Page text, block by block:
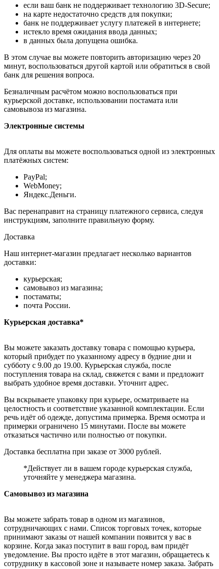
если ваш банк не поддерживает технологию 3D-Secure;
на карте недостаточно средств для покупки;
банк не поддерживает услугу платежей в интернете;
истекло время ожидания ввода данных;
в данных была допущена ошибка.
В этом случае вы можете повторить авторизацию через 20
минут, воспользоваться другой картой или обратиться в свой
банк для решения вопроса.
Безналичным расчётом можно воспользоваться при
курьерской доставке, использовании постамата или
самовывоза из магазина.
Электронные системы
Для оплаты вы можете воспользоваться одной из электронных
платёжных систем:
PayPal;
WebMoney;
Яндекс.Деньги.
Вас перенаправит на страницу платежного сервиса, следуя
инструкциям, заполните правильную форму.
Доставка
Наш интернет-магазин предлагает несколько вариантов
доставки:
курьерская;
самовывоз из магазина;
постаматы;
почта России.
Курьерская доставка*
Вы можете заказать доставку товара с помощью курьера,
который прибудет по указанному адресу в будние дни и
субботу с 9.00 до 19.00. Курьерская служба, после
поступления товара на склад, свяжется с вами и предложит
выбрать удобное время доставки. Уточнит адрес.
Вы вскрываете упаковку при курьере, осматриваете на
целостность и соответствие указанной комплектации. Если
речь идёт об одежде, допустима примерка. Время осмотра и
примерки ограничено 15 минутами. После вы можете
отказаться частично или полностью от покупки.
Доставка бесплатна при заказе от 3000 рублей.
*Действует ли в вашем городе курьерская служба,
уточняйте у менеджера магазина.
Самовывоз из магазина
Вы можете забрать товар в одном из магазинов,
сотрудничающих с нами. Список торговых точек, которые
принимают заказы от нашей компании появится у вас в
корзине. Когда заказ поступит в ваш город, вам придёт
уведомление. Вы просто идёте в этот магазин, обращаетесь к
сотруднику в кассовой зоне и называете номер заказа. Забрать